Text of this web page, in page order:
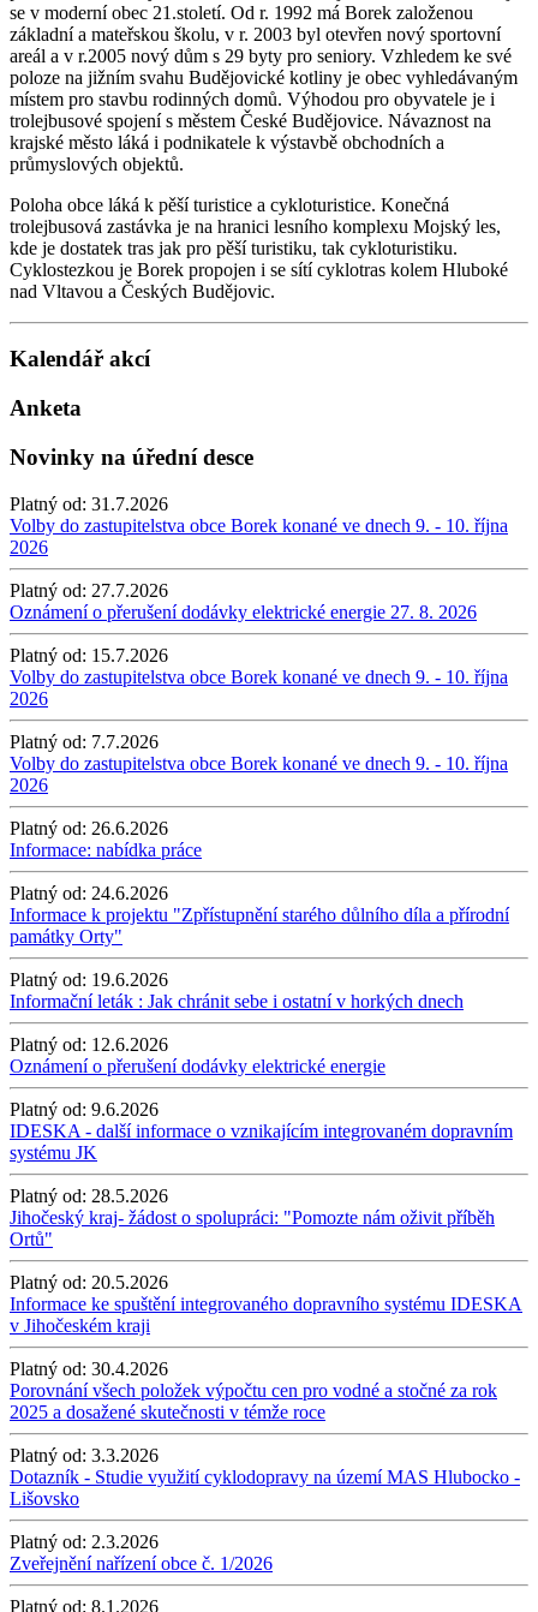
se v moderní obec 21.století. Od r. 1992 má Borek založenou
základní a mateřskou školu, v r. 2003 byl otevřen nový sportovní
areál a v r.2005 nový dům s 29 byty pro seniory. Vzhledem ke své
poloze na jižním svahu Budějovické kotliny je obec vyhledávaným
místem pro stavbu rodinných domů. Výhodou pro obyvatele je i
trolejbusové spojení s městem České Budějovice. Návaznost na
krajské město láká i podnikatele k výstavbě obchodních a
průmyslových objektů.
Poloha obce láká k pěší turistice a cykloturistice. Konečná
trolejbusová zastávka je na hranici lesního komplexu Mojský les,
kde je dostatek tras jak pro pěší turistiku, tak cykloturistiku.
Cyklostezkou je Borek propojen i se sítí cyklotras kolem Hluboké
nad Vltavou a Českých Budějovic.
Kalendář akcí
Anketa
Novinky na úřední desce
Platný od: 31.7.2026
Volby do zastupitelstva obce Borek konané ve dnech 9. - 10. října
2026
Platný od: 27.7.2026
Oznámení o přerušení dodávky elektrické energie 27. 8. 2026
Platný od: 15.7.2026
Volby do zastupitelstva obce Borek konané ve dnech 9. - 10. října
2026
Platný od: 7.7.2026
Volby do zastupitelstva obce Borek konané ve dnech 9. - 10. října
2026
Platný od: 26.6.2026
Informace: nabídka práce
Platný od: 24.6.2026
Informace k projektu "Zpřístupnění starého důlního díla a přírodní
památky Orty"
Platný od: 19.6.2026
Informační leták : Jak chránit sebe i ostatní v horkých dnech
Platný od: 12.6.2026
Oznámení o přerušení dodávky elektrické energie
Platný od: 9.6.2026
IDESKA - další informace o vznikajícím integrovaném dopravním
systému JK
Platný od: 28.5.2026
Jihočeský kraj- žádost o spolupráci: "Pomozte nám oživit příběh
Ortů"
Platný od: 20.5.2026
Informace ke spuštění integrovaného dopravního systému IDESKA
v Jihočeském kraji
Platný od: 30.4.2026
Porovnání všech položek výpočtu cen pro vodné a stočné za rok
2025 a dosažené skutečnosti v témže roce
Platný od: 3.3.2026
Dotazník - Studie využití cyklodopravy na území MAS Hlubocko -
Lišovsko
Platný od: 2.3.2026
Zveřejnění nařízení obce č. 1/2026
Platný od: 8.1.2026